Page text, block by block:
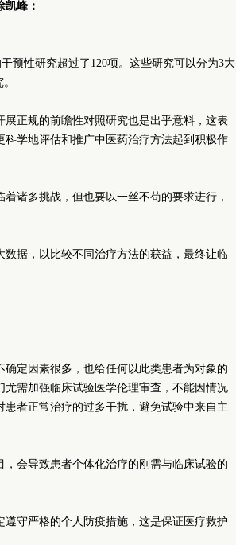
峰：
预性研究超过了120项。这些研究可以分为3大
正规的前瞻性对照研究也是出乎意料，这表
学地评估和推广中医药治疗方法起到积极作
诸多挑战，但也要以一丝不苟的要求进行，
据，以比较不同治疗方法的获益，最终让临
定因素很多，也给任何以此类患者为对象的
需加强临床试验医学伦理审查，不能因情况
者正常治疗的过多干扰，避免试验中来自主
会导致患者个体化治疗的刚需与临床试验的
守严格的个人防疫措施，这是保证医疗救护